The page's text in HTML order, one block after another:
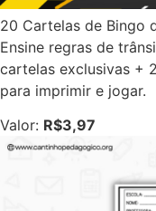
20 Cartelas de Bingo
Ensine regras de
cartelas exclusivas +
para imprimir e jogar.
Valor: R$3,97